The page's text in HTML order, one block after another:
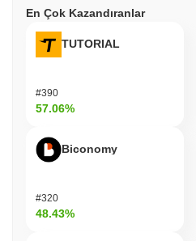
En Çok Kazandıranlar
TUTORIAL
#390
57.06%
Biconomy
#320
48.43%